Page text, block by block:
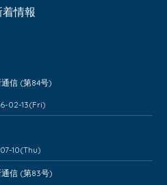
着情報
信 (第84号)
02-13(Fri)
10(Thu)
信 (第83号)